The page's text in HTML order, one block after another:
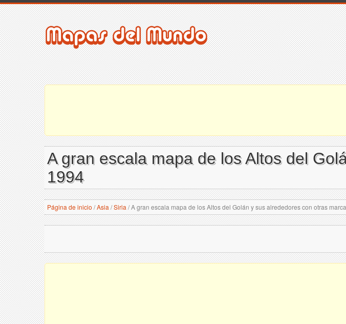
A gran escala mapa de los Altos del
1994
Página de inicio /Asia /Siria /A gran escala mapa de los Altos del Golán y sus alrededores con otras